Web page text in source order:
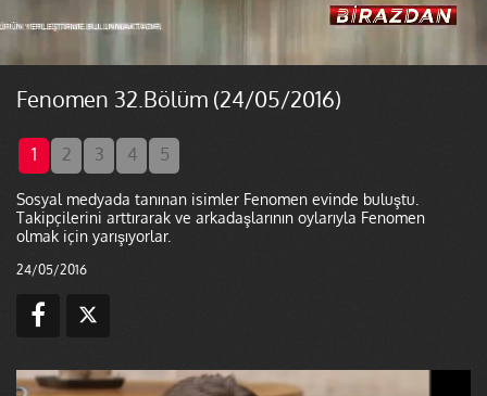
Fenomen 32.Bölüm (24/05/2016)
1 2 3 4 5
Sosyal medyada tanınan isimler Fenomen evinde buluştu.
Takipçilerini arttırarak ve arkadaşlarının oylarıyla Fenomen
olmak için yarışıyorlar.
24/05/2016